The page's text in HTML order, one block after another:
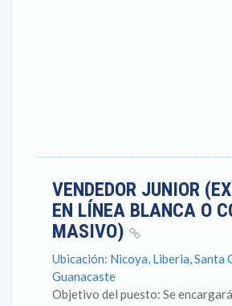
VENDEDOR JUNIOR
EN LÍNEA BLANCA O
MASIVO)
Ubicación: Nicoya, Liberia, Santa
Guanacaste
Objetivo del puesto: Se